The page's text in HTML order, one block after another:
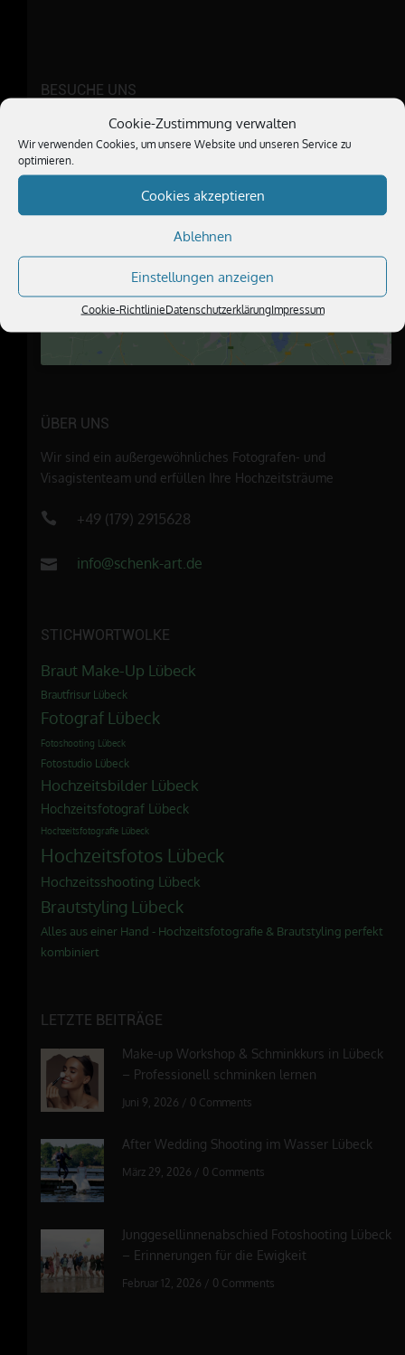
Cookie-Zustimmung verwalten
Wir verwenden Cookies, um unsere Website und unseren Service zu
optimieren.
Cookies akzeptieren
Ablehnen
Einstellungen anzeigen
Cookie-RichtlinieDatenschutzerklärungImpressum
BESUCHE UNS
Klicke hier, um Marketing-Cookies zu
akzeptieren und diesen Inhalt zu
aktivieren
ÜBER UNS
Wir sind ein außergewöhnliches Fotografen- und
Visagistenteam und erfüllen Ihre Hochzeitsträume
+49 (179) 2915628
info@schenk-art.de
STICHWORTWOLKE
Braut Make-Up Lübeck
Brautfrisur Lübeck
Fotograf Lübeck
Fotoshooting Lübeck
Fotostudio Lübeck
Hochzeitsbilder Lübeck
Hochzeitsfotograf Lübeck
Hochzeitsfotografie Lübeck
Hochzeitsfotos Lübeck
Hochzeitsshooting Lübeck
Brautstyling Lübeck
Alles aus einer Hand - Hochzeitsfotografie & Brautstyling perfekt
kombiniert
LETZTE BEITRÄGE
Make-up Workshop & Schminkkurs in Lübeck
– Professionell schminken lernen
Juni 9, 2026 / 0 Comments
After Wedding Shooting im Wasser Lübeck
März 29, 2026 / 0 Comments
Junggesellinnenabschied Fotoshooting Lübeck
– Erinnerungen für die Ewigkeit
Februar 12, 2026 / 0 Comments